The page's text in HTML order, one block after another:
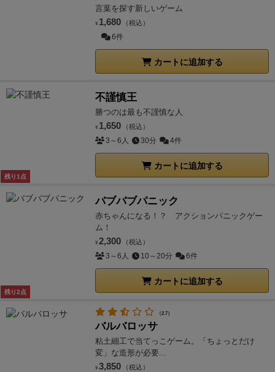
言葉を探す新しいゲーム
¥ 1,680 （税込）
6件
カートに追加する
残り1点
不謹慎王
勝つのは最も不謹慎な人
¥ 1,650 （税込）
3～6人 30分 4件
カートに追加する
残り2点
バブバブパニック
赤ちゃんになる！？ アクションパニックゲー
ム！
¥ 2,300 （税込）
3～6人 10～20分 6件
カートに追加する
（2.7）
バルバロッサ
粘土細工で当てっこゲーム。「ちょっとだけ
変」な造形が必要...
¥ 3,850 （税込）